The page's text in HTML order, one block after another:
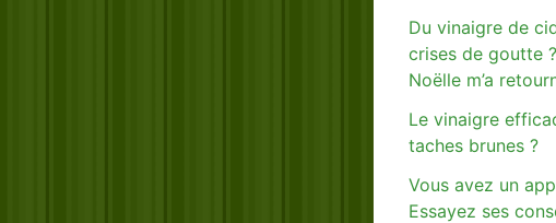
Du vinaigre de
crises de goutte
Noëlle m’a
Le vinaigre
taches brunes ?
Vous avez un
Essayez ses